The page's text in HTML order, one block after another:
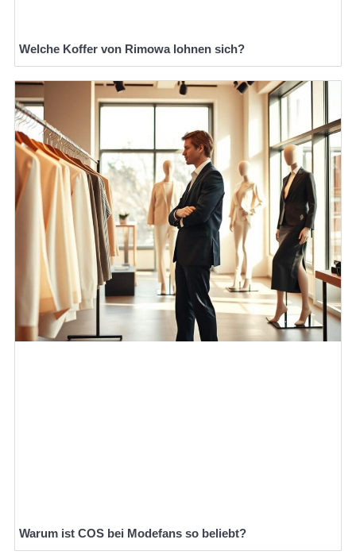
Welche Koffer von Rimowa lohnen sich?
Warum ist COS bei Modefans so beliebt?